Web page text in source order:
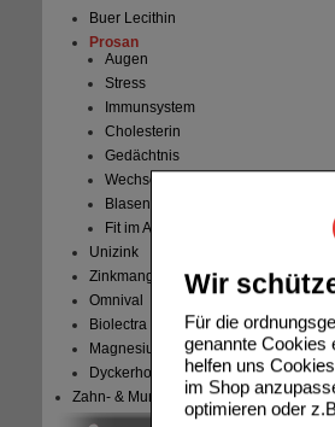
Wir
Für die
genannte Cookies
helfen uns
im Shop
optimieren oder
Buer Lecithin
Prosan
Augen
Stress
Immunsystem
Cholesterin
Gedächtnis
Wechseljahre
Blasengesundheit
Fit im Alter
Unizink
Zinkmangel
Omnival
Biolectra
Magnesium Verla
Dyckerhoff Pharma
Zahn- & Mundpflege